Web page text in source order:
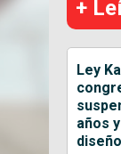
+
Ley
años
diseño